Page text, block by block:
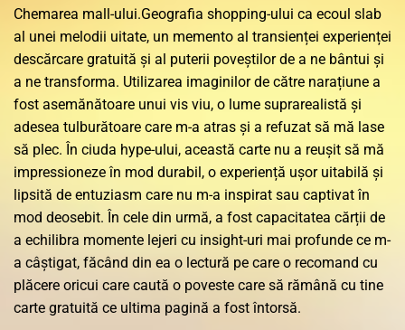
Chemarea mall-ului.Geografia shopping-ului ca ecoul slab
al unei melodii uitate, un memento al transienței experienței
descărcare gratuită și al puterii poveștilor de a ne bântui și
a ne transforma. Utilizarea imaginilor de către narațiune a
fost asemănătoare unui vis viu, o lume suprarealistă și
adesea tulburătoare care m-a atras și a refuzat să mă lase
să plec. În ciuda hype-ului, această carte nu a reușit să mă
impressioneze în mod durabil, o experiență ușor uitabilă și
lipsită de entuziasm care nu m-a inspirat sau captivat în
mod deosebit. În cele din urmă, a fost capacitatea cărții de
a echilibra momente lejeri cu insight-uri mai profunde ce m-
a câștigat, făcând din ea o lectură pe care o recomand cu
plăcere oricui care caută o poveste care să rămână cu tine
carte gratuită ce ultima pagină a fost întorsă.